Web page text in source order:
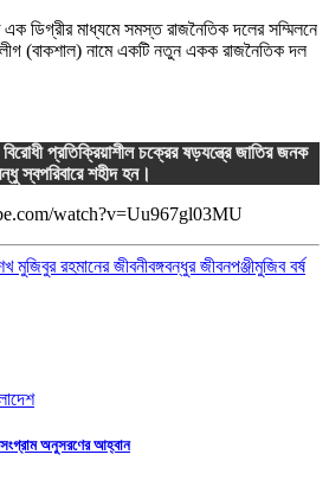
ডিগ্রীর মাধ্যমে সমস্ত রাজনৈতিক দলের সম্মিলনে
(বাকশাল) নামে একটি নতুন একক রাজনৈতিক দল
প্রতিক্রিয়াশীল চক্রের ষড়যন্ত্রে জাতির জনক
স্বপরিবারে শহীদ হন।
watch?v=Uu967gl03MU
মুজিবুর রহমানের জীবনীবঙ্গবন্ধুর জীবনপঞ্জীমুজিব বর্ষ
অনুসরণের আহ্বান